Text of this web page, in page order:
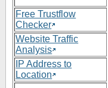
Free Trustflow
Checker
Website Traffic
Analysis
IP Address to
Location